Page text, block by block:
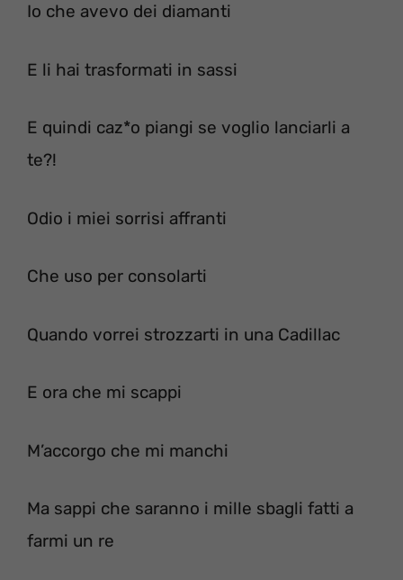
Io che avevo dei diamanti
E li hai trasformati in sassi
E quindi caz*o piangi se voglio lanciarli a
te?!
Odio i miei sorrisi affranti
Che uso per consolarti
Quando vorrei strozzarti in una Cadillac
E ora che mi scappi
M’accorgo che mi manchi
Ma sappi che saranno i mille sbagli fatti a
farmi un re